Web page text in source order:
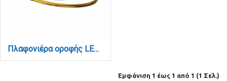
Πλαφονιέρα οροφής LED 36W 3CCT από αλουμίνιο σε χρυσαφί απόχρωση D:55cm (42028-GL)
Εμφάνιση 1 έως 1 από 1 (1 Σελ.)